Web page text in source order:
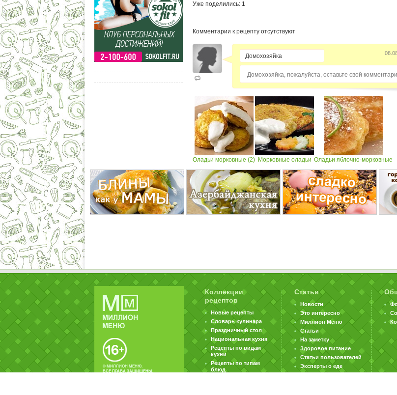
Уже поделились: 1
Комментарии к рецепту отсутствуют
Домохозяйка, пожалуйста, оставьте свой
Оладьи морковные (2) Морковные оладьи Оладьи яблочно-морковные
© МИЛЛИОН МЕНЮ.
ВСЕ ПРАВА ЗАЩИЩЕНЫ.
Коллекции
рецептов
Новые рецепты
Словарь кулинара
Праздничный стол
Национальная кухня
Рецепты по видам
кухни
Рецепты по типам
блюд
Статьи
Новости
Это интересно
Миллион Меню
Статьи
На заметку
Здоровое питание
Статьи пользователей
Эксперты о еде